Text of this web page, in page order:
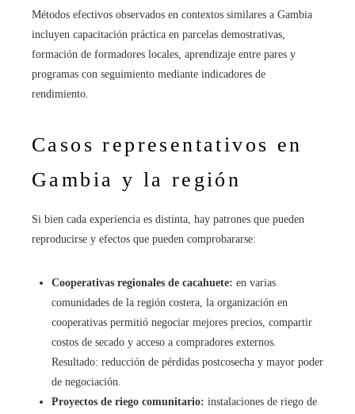
Métodos efectivos observados en contextos similares a Gambia
incluyen capacitación práctica en parcelas demostrativas,
formación de formadores locales, aprendizaje entre pares y
programas con seguimiento mediante indicadores de
rendimiento.
Casos representativos en
Gambia y la región
Si bien cada experiencia es distinta, hay patrones que pueden
reproducirse y efectos que pueden comprobararse:
Cooperativas regionales de cacahuete: en varias
comunidades de la región costera, la organización en
cooperativas permitió negociar mejores precios, compartir
costos de secado y acceso a compradores externos.
Resultado: reducción de pérdidas postcosecha y mayor poder
de negociación.
Proyectos de riego comunitario: instalaciones de riego de